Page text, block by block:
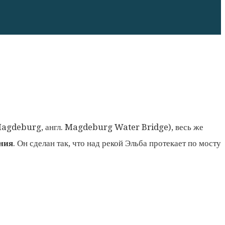
англ. Magdeburg Water Bridge), весь же
. Он сделан так, что над рекой Эльба протекает по мосту